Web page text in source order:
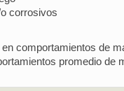
corrosivos
comportamientos de
promedio